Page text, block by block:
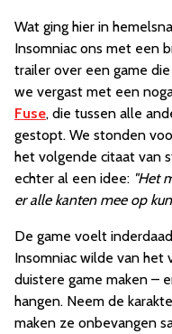
Wat ging hier in
Insomniac ons met een
trailer over een game die
we vergast met een
Fuse, die tussen alle
gestopt. We stonden
het volgende citaat van
echter al een idee: "Het
er alle kanten mee op
De game voelt
Insomniac wilde van het
duistere game maken –
hangen. Neem de
maken ze onbevangen